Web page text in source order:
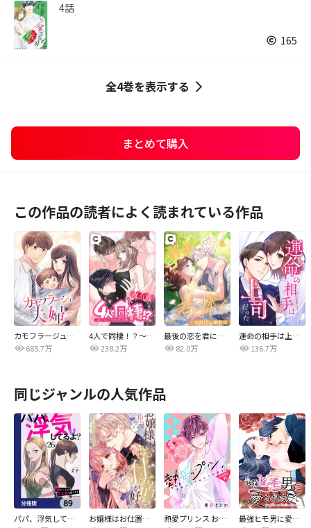
4話
165
全4巻を表示する
まとめて購入
この作品の読者によく読まれている作品
カモフラージュ夫婦
685.7万
4人で同棲！？～逆ハーレムハウスへようこそ♥～【改訂版】
238.2万
最後の恋を君に捧ぐ～余命1年の御曹司～
82.0万
運命の相手は上司だった
136.7万
同じジャンルの人気作品
パパ、浮気してるよ？娘と二人でクズ夫を捨てます【分冊版】
お嬢様はお仕置きが好き
熱愛プリンス お兄ちゃんはキミが好き
最強ヒモ男に愛されまして